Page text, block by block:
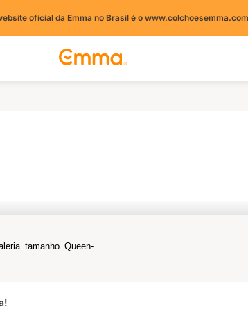
oficial da Emma no Brasil é o